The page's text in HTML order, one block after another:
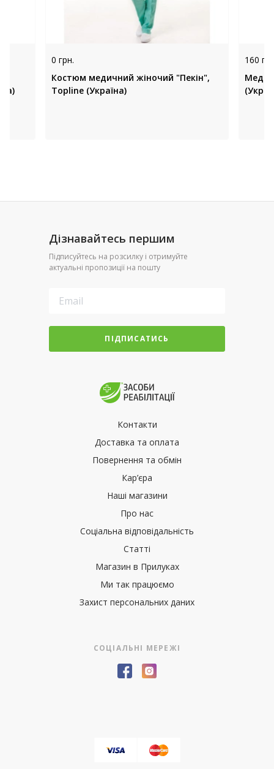
0 грн.
Костюм медичний жіночий "Пекін",
Topline (Україна)
160
Дізнавайтесь першим
Підписуйтесь на розсилку і отримуйте
актуальні пропозиції на пошту
ПІДПИСАТИСЬ
Контакти
Доставка та оплата
Повернення та обмін
Кар’єра
Наші магазини
Про нас
Соціальна відповідальність
Статті
Магазин в Прилуках
Ми так працюємо
Захист персональних даних
СОЦІАЛЬНІ МЕРЕЖІ